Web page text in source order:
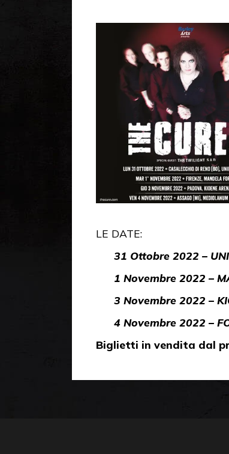
LE DATE:
31 Ottobre 2022 –
1 Novembre 2022 –
3 Novembre 2022 –
4 Novembre 2022 –
Biglietti in vendita dal